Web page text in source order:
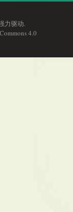
力驱动.
4.0